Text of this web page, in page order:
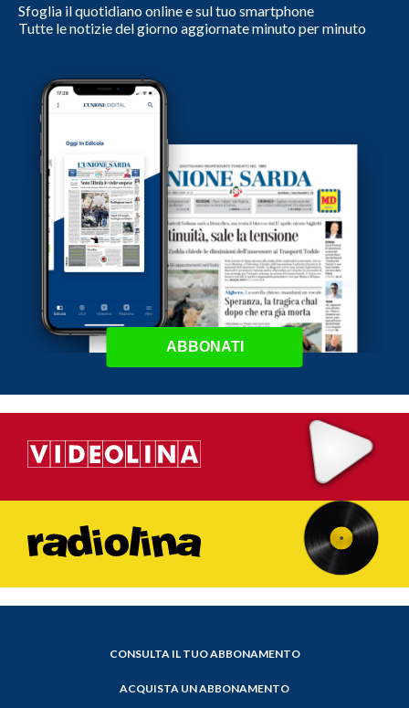
Sfoglia il quotidiano online e sul tuo smartphone
Tutte le notizie del giorno aggiornate minuto per minuto
ABBONATI
CONSULTA IL TUO ABBONAMENTO
ACQUISTA UN ABBONAMENTO